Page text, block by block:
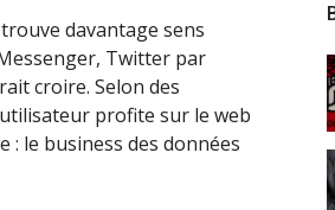
davantage sens
Twitter par
croire. Selon des
profite sur le web
: le business des données